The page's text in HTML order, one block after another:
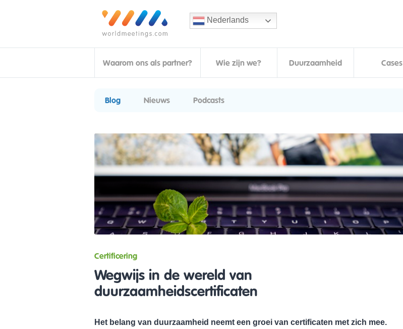
Nederlands
Waarom ons als partner? Wie zijn we? Duurzaamheid Cases
Blog Nieuws Podcasts
Certificering
Wegwijs in de wereld van
duurzaamheidscertificaten
Het belang van duurzaamheid neemt een groei van certificaten met zich mee.